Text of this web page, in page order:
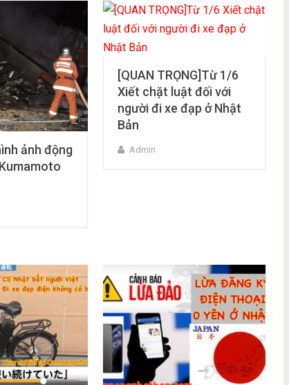
ảnh động
[QUAN TRỌNG]Từ 1/6
Xiết chặt luật đối với
người đi xe đạp ở Nhật
Bản
Admin